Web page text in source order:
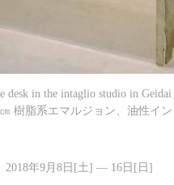
desk in the intaglio studio in Geidai
樹脂系エマルジョン、油性イン
2018年9月8日[土] ― 16日[日]